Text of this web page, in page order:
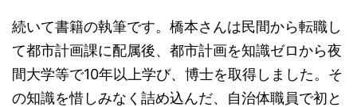
続いて書籍の執筆です。橋本さんは民間から転職し
て都市計画課に配属後、都市計画を知識ゼロから夜
間大学等で10年以上学び、博士を取得しました。そ
の知識を惜しみなく詰め込んだ、自治体職員で初と